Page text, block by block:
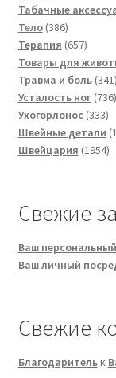
товаров
Табачные
Тело 386386
товаров
Терапия 657657
Товары для
Травма и боль 341
Усталость ног 736
Ухогорлонос 333333
Швейные детали
Швейцария 1954
Свежие
Ваш
Ваш личный
Свежие
Благодарительк